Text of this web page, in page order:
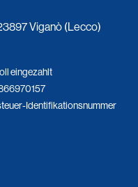
Viganò (Lecco)
eingezahlt
Identifikationsnummer